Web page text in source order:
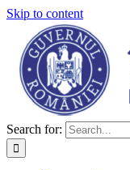
Skip to content
Search for: